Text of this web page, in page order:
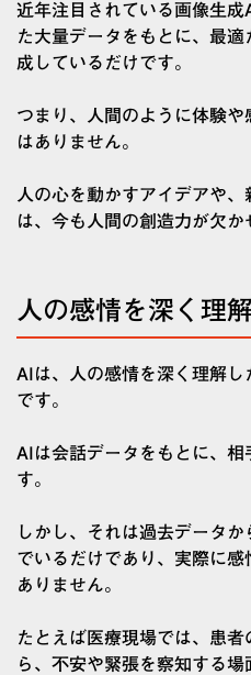
近年注目されている画像生
た大量データをもとに、最
成しているだけです。
つまり、人間のように体験
はありません。
人の心を動かすアイデアや
は、今も人間の創造力が欠か
人の感情を深く理
AIは、人の感情を深く理解
です。
AIは会話データをもとに、
す。
しかし、それは過去データ
でいるだけであり、実際に
ありません。
たとえば医療現場では、患
ら、不安や緊張を察知する場